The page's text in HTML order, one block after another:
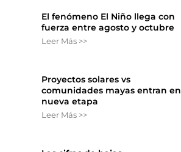
El fenómeno El Niño llega con
fuerza entre agosto y octubre
Leer Más >>
Proyectos solares vs
comunidades mayas entran en
nueva etapa
Leer Más >>